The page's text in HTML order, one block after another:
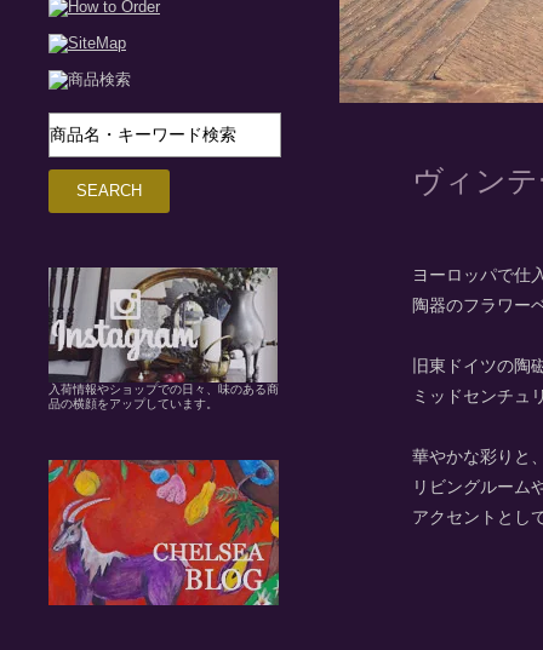
ヴィン
ヨーロッパで仕
陶器のフラワー
旧東ドイツの陶
ミッドセンチュ
華やかな彩りと
リビングルーム
アクセントとし
入荷情報やショップでの日々、味のある商
品の横顔をアップしています。